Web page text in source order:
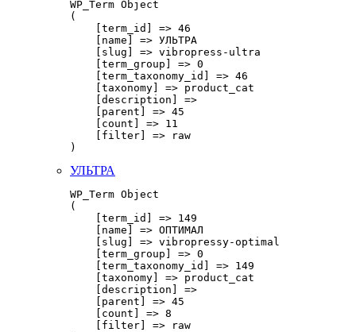
WP_Term Object
(
    [term_id] => 46
    [name] => УЛЬТРА
    [slug] => vibropress-ultra
    [term_group] => 0
    [term_taxonomy_id] => 46
    [taxonomy] => product_cat
    [description] =>
    [parent] => 45
    [count] => 11
    [filter] => raw
УЛЬТРА
WP_Term Object
(
    [term_id] => 149
    [name] => ОПТИМАЛ
    [slug] => vibropressy-optimal
    [term_group] => 0
    [term_taxonomy_id] => 149
    [taxonomy] => product_cat
    [description] =>
    [parent] => 45
    [count] => 8
    [filter] => raw